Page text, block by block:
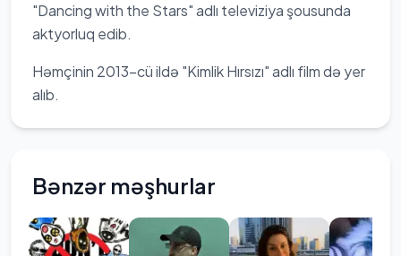
"Dancing with the Stars" adlı televiziya şousunda
aktyorluq edib.
Həmçinin 2013-cü ildə "Kimlik Hırsızı" adlı film də yer
alıb.
Bənzər məşhurlar